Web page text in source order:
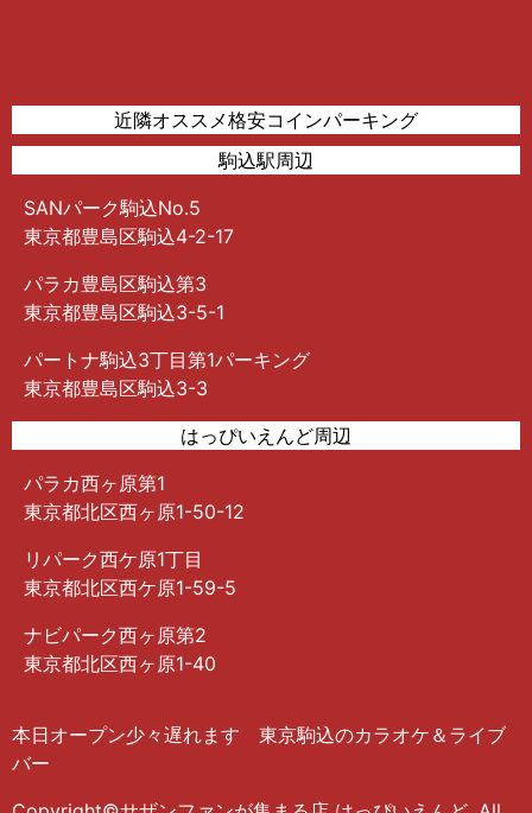
近隣オススメ格安コインパーキング
駒込駅周辺
SANパーク駒込No.5
東京都豊島区駒込4-2-17
パラカ豊島区駒込第3
東京都豊島区駒込3-5-1
パートナ駒込3丁目第1パーキング
東京都豊島区駒込3-3
はっぴいえんど周辺
パラカ西ヶ原第1
東京都北区西ヶ原1-50-12
リパーク西ケ原1丁目
東京都北区西ケ原1-59-5
ナビパーク西ヶ原第2
東京都北区西ヶ原1-40
本日オープン少々遅れます 東京駒込のカラオケ＆ライブ
バー